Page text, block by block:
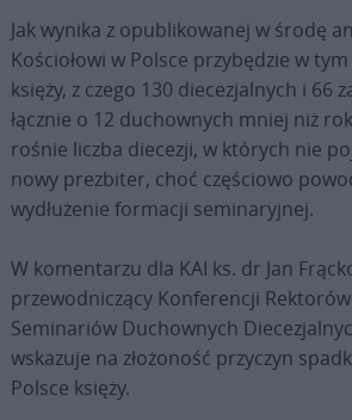
Jak wynika z opublikowanej w środę
Kościołowi w Polsce przybędzie w
księży, z czego 130 diecezjalnych i 66
łącznie o 12 duchownych mniej niż
rośnie liczba diecezji, w których nie
nowy prezbiter, choć częściowo
wydłużenie formacji seminaryjnej.
W komentarzu dla KAI ks. dr Jan
przewodniczący Konferencji Rektorów
Seminariów Duchownych
wskazuje na złożoność przyczyn
Polsce księży.